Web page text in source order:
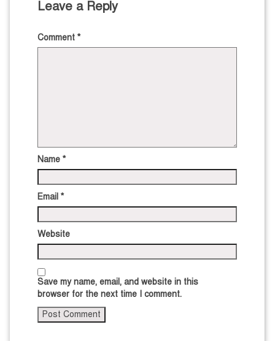
Leave a Reply
Comment *
Name *
Email *
Website
Save my name, email, and website in this
browser for the next time I comment.